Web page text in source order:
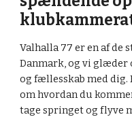
Valhalla 77 er en af
Danmark, og vi glæder
og fællesskab med
om hvordan du
tage springet og flyve